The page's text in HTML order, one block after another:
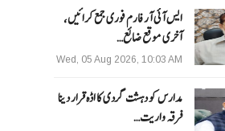
ایس آئی آر فارم فوری جمع کرائیں،
آخری موقع ضائع…
Wed, 05 Aug 2026, 10:03 AM
مدارس کو دہشت گردی کا اڈہ قرار دینا
فرقہ واریت…